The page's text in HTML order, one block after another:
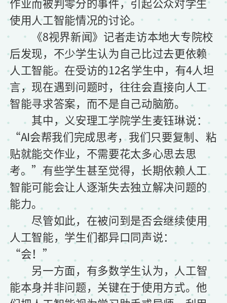
使用人工智能情况的讨论。
《8视界新闻》记者走访本地大专院校
后发现，不少学生认为自己比过去更依赖
人工智能。在受访的12名学生中，有4人坦
言，现在遇到问题时，往往会直接向人工
智能寻求答案，而不是自己动脑筋。
其中，义安理工学院学生麦钰琳说：
“AI会帮我们完成思考，我们只要复制、粘
贴就能交作业，不需要花太多心思去思
考。”有些学生甚至觉得，长期依赖人工
智能可能会让人逐渐失去独立解决问题的
能力。
尽管如此，在被问到是否会继续使用
人工智能，学生们都异口同声说：
“会！”
另一方面，有多数学生认为，人工智
能本身并非问题，关键在于使用方式。他